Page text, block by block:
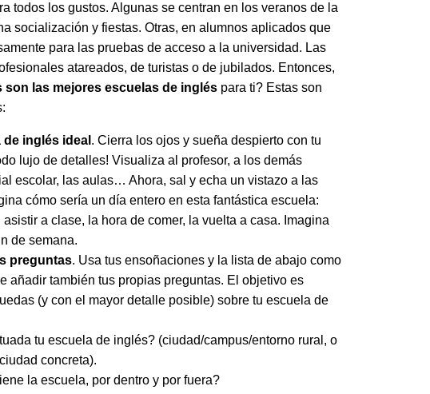
todos los gustos. Algunas se centran en los veranos de la
socialización y fiestas. Otras, en alumnos aplicados que
para las pruebas de acceso a la universidad. Las
atareados, de turistas o de jubilados. Entonces,
son las mejores escuelas de ingléspara ti? Estas son
inglés ideal . Cierra los ojos y sueña despierto con tu
lujo de detalles! Visualiza al profesor, a los demás
escolar, las aulas… Ahora, sal y echa un vistazo a las
cómo sería un día entero en esta fantástica escuela:
asistir a clase, la hora de comer, la vuelta a casa. Imagina
de semana.
preguntas. Usa tus ensoñaciones y la lista de abajo como
añadir también tus propias preguntas. El objetivo es
(y con el mayor detalle posible) sobre tu escuela de
tu escuela de inglés? (ciudad/campus/entorno rural, o
concreta).
la escuela, por dentro y por fuera?